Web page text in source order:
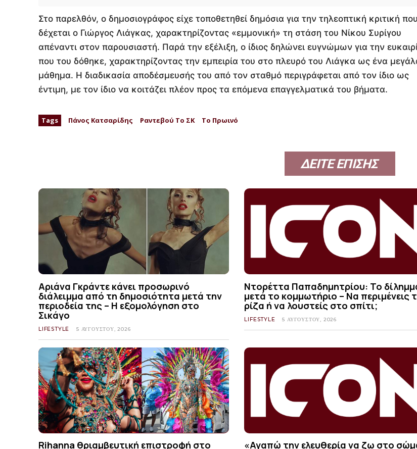
Στο παρελθόν, ο δημοσιογράφος είχε τοποθετηθεί δημόσια για την τηλεοπτική κριτική που
δέχεται ο Γιώργος Λιάγκας, χαρακτηρίζοντας «εμμονική» τη στάση του Νίκου Συρίγου
απέναντι στον παρουσιαστή. Παρά την εξέλιξη, ο ίδιος δηλώνει ευγνώμων για την
που του δόθηκε, χαρακτηρίζοντας την εμπειρία του στο πλευρό του Λιάγκα ως ένα
μάθημα. Η διαδικασία αποδέσμευσής του από τον σταθμό περιγράφεται από τον ίδιο ως
έντιμη, με τον ίδιο να κοιτάζει πλέον προς τα επόμενα επαγγελματικά του βήματα.
Tags Πάνος Κατσαρίδης Ραντεβού Το ΣΚ Το Πρωινό
ΔΕΙΤΕ ΕΠΙΣΗΣ
Αριάνα Γκράντε κάνει προσωρινό
διάλειμμα από τη δημοσιότητα μετά την
περιοδεία της – Η εξομολόγηση στο
Σικάγο
LIFESTYLE 5 ΑΥΓΟΎΣΤΟΥ, 2026
Ντορέττα Παπαδημητρίου: Το
μετά το κομμωτήριο – Να περιμένεις
ρίζα ή να λουστείς στο σπίτι;
LIFESTYLE 5 ΑΥΓΟΎΣΤΟΥ, 2026
Rihanna θριαμβευτική επιστροφή στο «Αγαπώ την ελευθερία να ζω στο